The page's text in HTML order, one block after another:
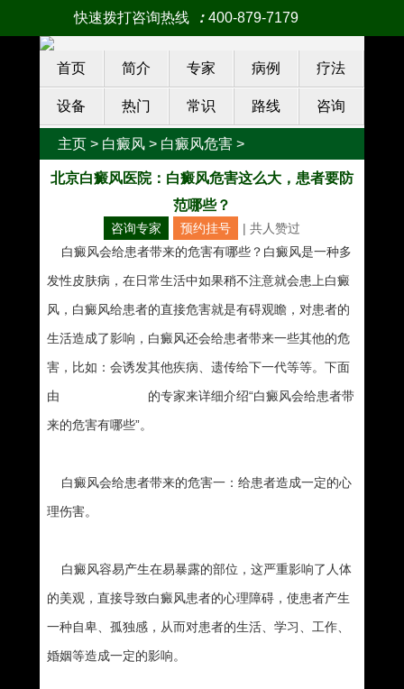
快速拨打咨询热线 ： 400-879-7179
首页 简介 专家 病例 疗法
设备 热门 常识 路线 咨询
主页 > 白癜风 > 白癜风危害 >
北京白癜风医院：白癜风危害这么大，患者要防
范哪些？
咨询专家 预约挂号 | 共人赞过
白癜风会给患者带来的危害有哪些？白癜风是一种多
发性皮肤病，在日常生活中如果稍不注意就会患上白癜
风，白癜风给患者的直接危害就是有碍观瞻，对患者的
生活造成了影响，白癜风还会给患者带来一些其他的危
害，比如：会诱发其他疾病、遗传给下一代等等。下面
由
的专家来详细介绍“白癜风会给患者带
来的危害有哪些”。
白癜风会给患者带来的危害一：给患者造成一定的心
理伤害。
白癜风容易产生在易暴露的部位，这严重影响了人体
的美观，直接导致白癜风患者的心理障碍，使患者产生
一种自卑、孤独感，从而对患者的生活、学习、工作、
婚姻等造成一定的影响。